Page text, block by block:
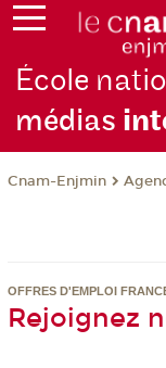
École
médias
Cnam-Enjmin
OFFRES D'EMPLOI
Rejoignez